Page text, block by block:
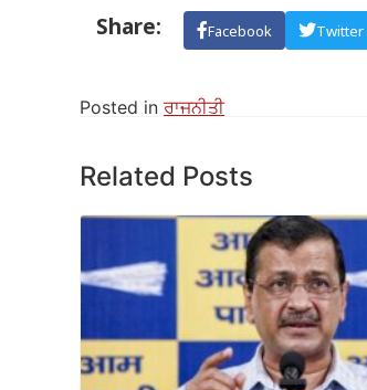
Share: Facebook Twitter
Posted in ਰਾਜਨੀਤੀ
Related Posts